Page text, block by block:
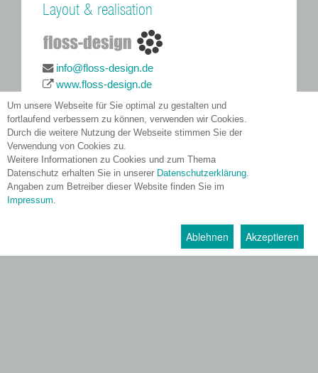
Um unsere Webseite für Sie optimal zu gestalten und
fortlaufend verbessern zu können, verwenden wir Cookies.
Durch die weitere Nutzung der Webseite stimmen Sie der
Verwendung von Cookies zu.
Weitere Informationen zu Cookies und zum Thema
Datenschutz erhalten Sie in unserer Datenschutzerklärung.
Angaben zum Betreiber dieser Website finden Sie im
Impressum.
Akzeptieren
Ablehnen
Layout & realisation
info@floss-design.de
www.floss-design.de